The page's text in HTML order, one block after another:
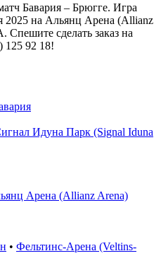
Бавария – Брюгге. Игра
2025 на Альянц Арена (Allianz
сделать заказ на
125 92 18!
Идуна Парк (Signal Iduna
Арена (Allianz Arena)
• Фельтинс-Арена (Veltins-